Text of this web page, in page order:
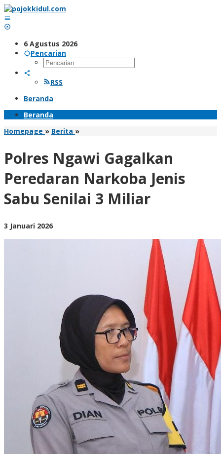
Lewati
ke
konten
6 Agustus 2026
Pencarian
RSS
Beranda
Beranda
Homepage » Berita »Polres
Peredaran
Jenis
Sabu
Senilai
3
Polres Ngawi Gagalkan
Peredaran Narkoba Jenis
Sabu Senilai 3 Miliar
3 Januari 2026oleh